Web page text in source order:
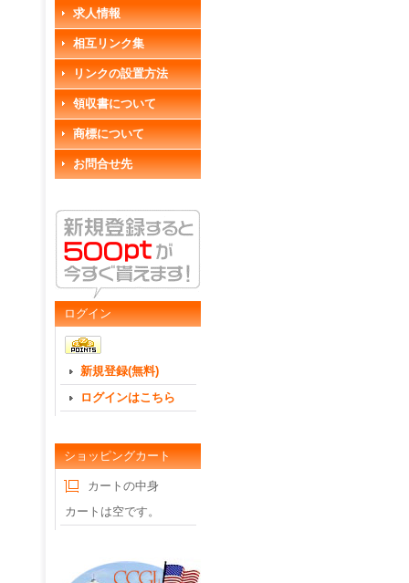
求人情報
相互リンク集
リンクの設置方法
領収書について
商標について
お問合せ先
ログイン
新規登録(無料)
ログインはこちら
ショッピングカート
カートの中身
カートは空です。